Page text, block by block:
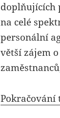
doplňujících
na celé
personální
větší zájem
Pokračování